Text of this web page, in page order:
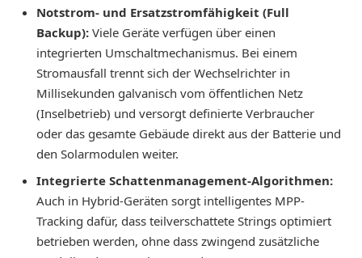
Notstrom- und Ersatzstromfähigkeit (Full
Backup): Viele Geräte verfügen über einen
integrierten Umschaltmechanismus. Bei einem
Stromausfall trennt sich der Wechselrichter in
Millisekunden galvanisch vom öffentlichen Netz
(Inselbetrieb) und versorgt definierte Verbraucher
oder das gesamte Gebäude direkt aus der Batterie und
den Solarmodulen weiter.
Integrierte Schattenmanagement-Algorithmen:
Auch in Hybrid-Geräten sorgt intelligentes MPP-
Tracking dafür, dass teilverschattete Strings optimiert
betrieben werden, ohne dass zwingend zusätzliche